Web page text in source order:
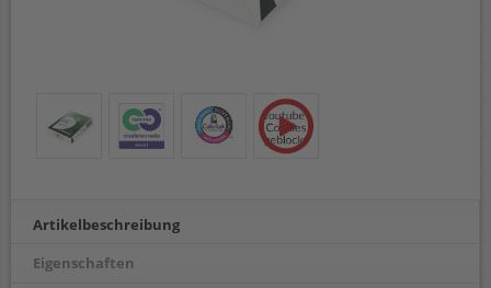
Artikelbeschreibung
Eigenschaften